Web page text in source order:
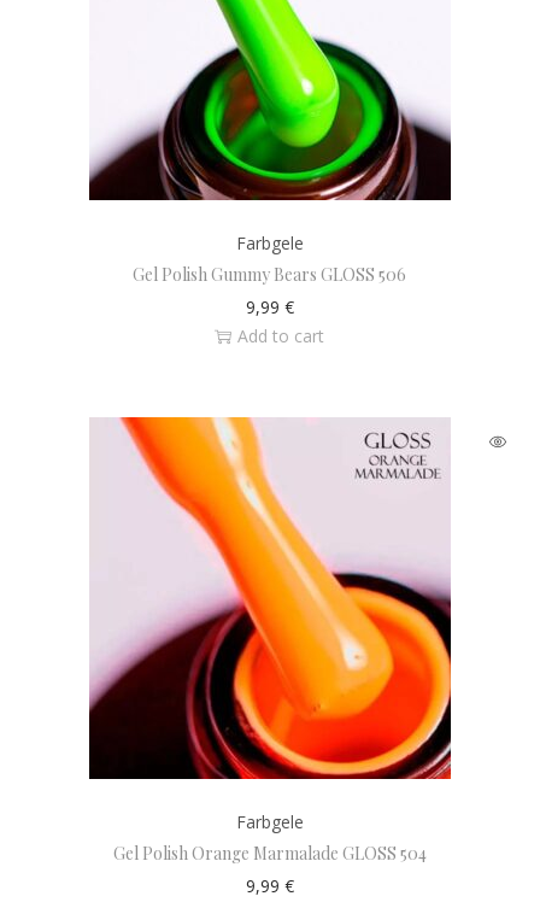
Farbgele
Gel Polish Gummy Bears GLOSS 506
9,99 €
Add to cart
Farbgele
Gel Polish Orange Marmalade GLOSS 504
9,99 €